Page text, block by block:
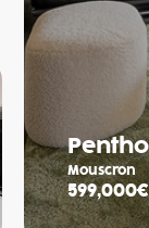
Mouscron
599,000€